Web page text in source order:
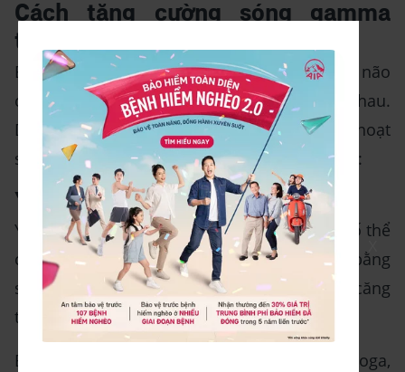
Cách tăng cường sóng gamma
trong não?
Bạn có thể kiểm soát và tăng cường sóng não
của mình thông qua các kỹ thuật khác nhau.
Dưới đây là 3 cách giúp bạn có thể kích hoạt
sóng não gamma trong cuộc sống hàng ngày:
Yoga
Yoga là một bài tập thể dục kết hợp cả yếu tố thể
chất lẫn tinh thần. Bởi vậy, ta có thể cân bằng
sóng gamma bằng cách tập yoga để giảm căng
thẳng và lo lắng.
Bhramari Pranayama, một kỹ thuật thở yoga,